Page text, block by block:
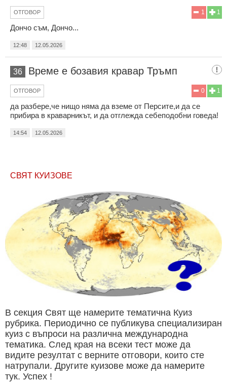
1
1
ОТГОВОР
Дончо съм, Дончо...
12:48 12.05.2026
36 Време е бозавия кравар Тръмп
1
0
ОТГОВОР
да разбере,че нищо няма да вземе от Персите,и да се
прибира в краварникът, и да отглежда себеподобни говеда!
14:54 12.05.2026
СВЯТ КУИЗОВЕ
В секция Свят ще намерите тематична Куиз
рубрика. Периодично се публикува специализиран
куиз с въпроси на различна международна
тематика. След края на всеки тест може да
видите резултат с верните отговори, които сте
натрупали. Другите куизове може да намерите
тук. Успех !